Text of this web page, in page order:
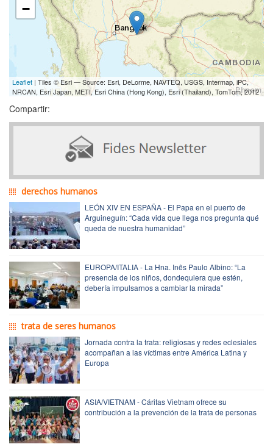
−
Leaflet | Tiles © Esri — Source: Esri, DeLorme, NAVTEQ, USGS, Intermap, iPC,
NRCAN, Esri Japan, METI, Esri China (Hong Kong), Esri (Thailand), TomTom, 2012
Compartir:
derechos humanos
LEÓN XIV EN ESPAÑA - El Papa en el puerto de
Arguineguín: “Cada vida que llega nos pregunta qué
queda de nuestra humanidad”
EUROPA/ITALIA - La Hna. Inês Paulo Albino: “La
presencia de los niños, dondequiera que estén,
debería impulsarnos a cambiar la mirada”
trata de seres humanos
Jornada contra la trata: religiosas y redes eclesiales
acompañan a las víctimas entre América Latina y
Europa
ASIA/VIETNAM - Cáritas Vietnam ofrece su
contribución a la prevención de la trata de personas